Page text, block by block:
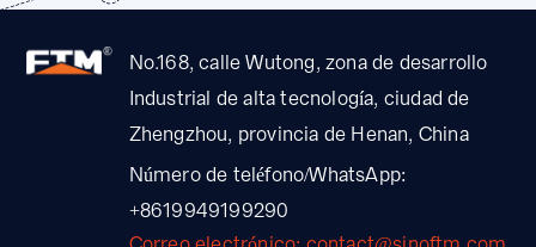
No.168, calle Wutong, zona de desarrollo
Industrial de alta tecnología, ciudad de
Zhengzhou, provincia de Henan, China
Número de teléfono/WhatsApp:
+8619949199290